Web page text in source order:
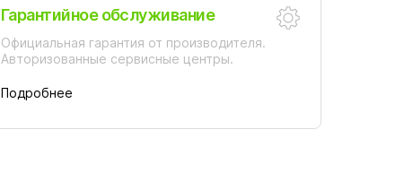
Гарантийное обслуживание
Официальная гарантия от производителя.
Авторизованные сервисные центры.
Подробнее